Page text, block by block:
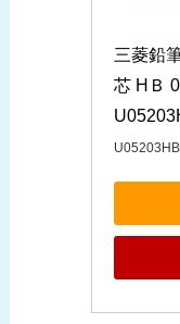
三菱鉛
芯 HＢ